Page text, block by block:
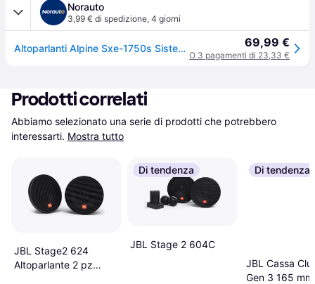
Norauto
3,99 € di spedizione, 4 giorni
Altoparlanti Alpine Sxe-1750s Sistema Kit Universale 69,99 €
O 3 pagamenti di 23,33 €
Prodotti correlati
Abbiamo selezionato una serie di prodotti che potrebbero
interessarti. Mostra tutto
JBL Stage2 624
Altoparlante 2 pz
Di tendenza
JBL Stage 2 604C
Di tendenza
JBL Cassa
Gen 3 165